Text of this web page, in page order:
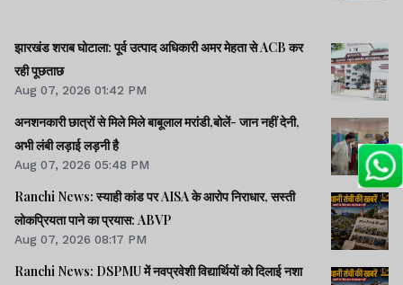
झारखंड शराब घोटाला: पूर्व उत्पाद अधिकारी अमर मेहता से ACB कर
रही पूछताछ
Aug 07, 2026 01:42 PM
अनशनकारी छात्रों से मिले मिले बाबूलाल मरांडी,बोलें- जान नहीं देनी,
अभी लंबी लड़ाई लड़नी है
Aug 07, 2026 05:48 PM
Ranchi News: स्याही कांड पर AISA के आरोप निराधार, सस्ती
लोकप्रियता पाने का प्रयास: ABVP
Aug 07, 2026 08:17 PM
Ranchi News: DSPMU में नवप्रवेशी विद्यार्थियों को दिलाई नशा